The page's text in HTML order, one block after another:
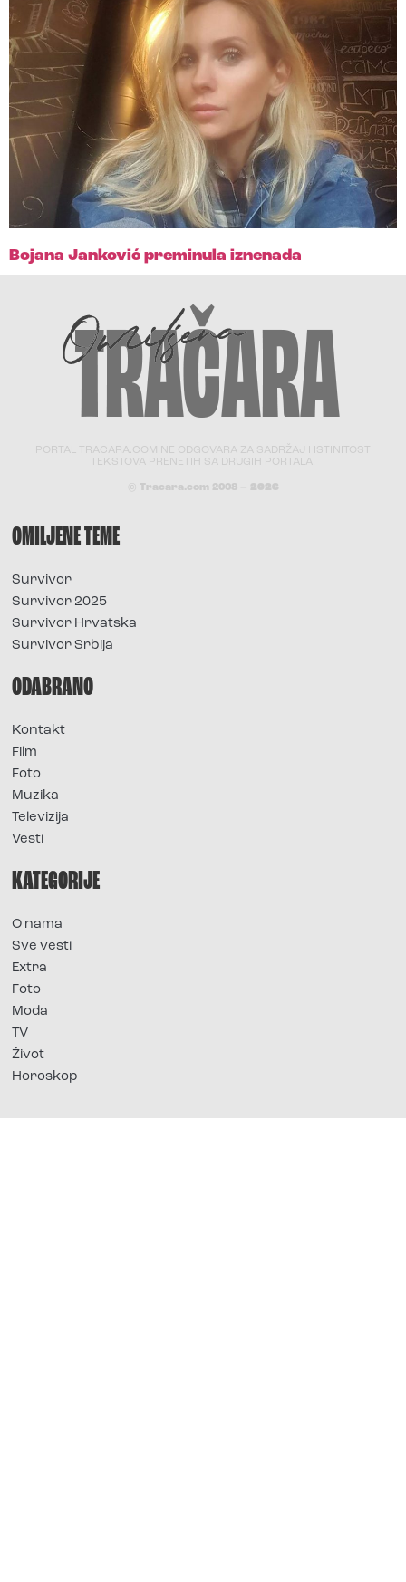
Bojana Janković preminula iznenada
PORTAL TRACARA.COM NE ODGOVARA ZA SADRŽAJ I ISTINITOST
TEKSTOVA PRENETIH SA DRUGIH PORTALA.
© Tracara.com 2008 – 2026
OMILJENE TEME
Survivor
Survivor 2025
Survivor Hrvatska
Survivor Srbija
ODABRANO
Kontakt
Film
Foto
Muzika
Televizija
Vesti
KATEGORIJE
O nama
Sve vesti
Extra
Foto
Moda
TV
Život
Horoskop